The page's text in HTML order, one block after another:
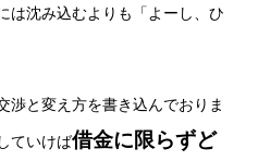
は沈み込むよりも「よーし、ひ
渉と変え方を書き込んでおりま
ていけば借金に限らずど